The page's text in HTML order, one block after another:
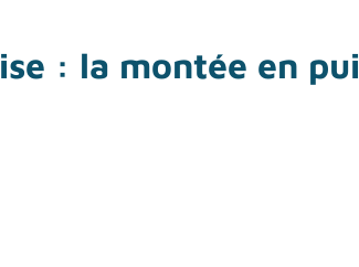
100 : une diplômée ENSIC lauréate !
: la montée en